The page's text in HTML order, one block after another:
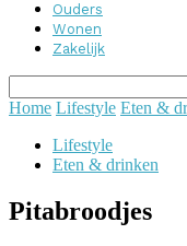
Ouders
Wonen
Zakelijk
Home Lifestyle Eten &
Lifestyle
Eten & drinken
Pitabroodjes